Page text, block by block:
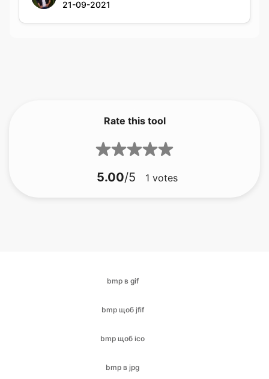
5.00/5 1votes
bmp щоб ico
bmp в jpg
bmp щоб jpeg
bmp в png